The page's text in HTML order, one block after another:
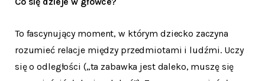
To fascynujący moment, w którym dziecko zaczyna
rozumieć relacje między przedmiotami i ludźmi. Uczy
się o odległości („ta zabawka jest daleko, muszę się